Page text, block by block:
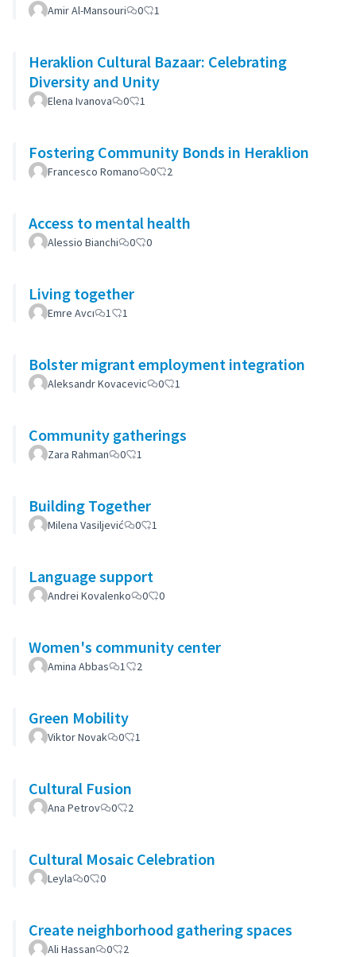
Amir Al-Mansouri 0 1
Heraklion Cultural Bazaar: Celebrating
Diversity and Unity
Elena Ivanova 0 1
Fostering Community Bonds in Heraklion
Francesco Romano 0 2
Access to mental health
Alessio Bianchi 0 0
Living together
Emre Avcı 1 1
Bolster migrant employment integration
Aleksandr Kovacevic 0 1
Community gatherings
Zara Rahman 0 1
Building Together
Milena Vasiljević 0 1
Language support
Andrei Kovalenko 0 0
Women's community center
Amina Abbas 1 2
Green Mobility
Viktor Novak 0 1
Cultural Fusion
Ana Petrov 0 2
Cultural Mosaic Celebration
Leyla 0 0
Create neighborhood gathering spaces
Ali Hassan 0 2